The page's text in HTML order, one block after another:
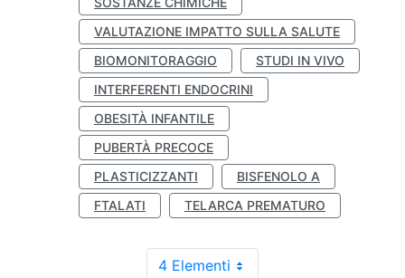
VALUTAZIONE IMPATTO SULLA SALUTE
BIOMONITORAGGIO
STUDI IN VIVO
INTERFERENTI ENDOCRINI
OBESITÀ INFANTILE
PUBERTÀ PRECOCE
PLASTICIZZANTI
BISFENOLO A
FTALATI
TELARCA PREMATURO
4 Elementi